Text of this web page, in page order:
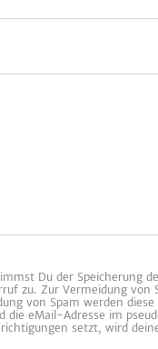
Du der Speicherung
zu. Zur Vermeidung
von Spam werden
die eMail-Adresse im
setzt, wird